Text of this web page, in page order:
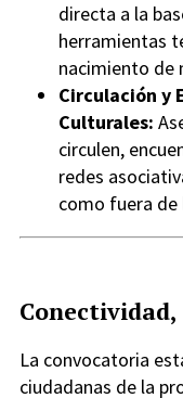
directa a la
herramientas
nacimiento de
Circulación y
Culturales:
circulen,
redes
como fuera
La convocatoria
ciudadanas de la